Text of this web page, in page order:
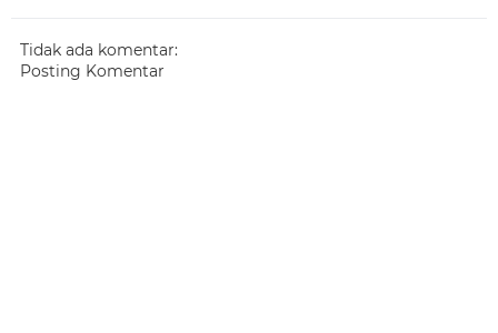
Tidak ada komentar:
Posting Komentar